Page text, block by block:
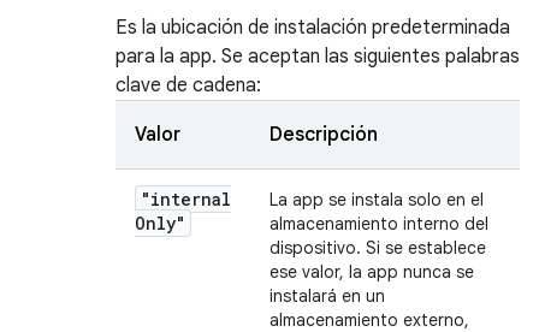
Es la ubicación de instalación predeterminada
para la app. Se aceptan las siguientes palabras
clave de cadena:
Valor Descripción
"internal
Only"
La app se instala solo en el
almacenamiento interno del
dispositivo. Si se establece
ese valor, la app nunca se
instalará en un
almacenamiento externo,